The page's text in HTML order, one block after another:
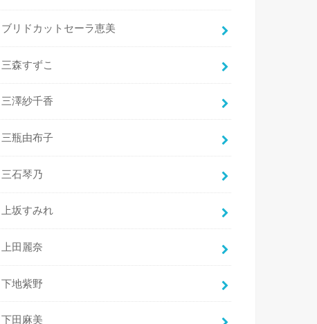
ブリドカットセーラ恵美
三森すずこ
三澤紗千香
三瓶由布子
三石琴乃
上坂すみれ
上田麗奈
下地紫野
下田麻美